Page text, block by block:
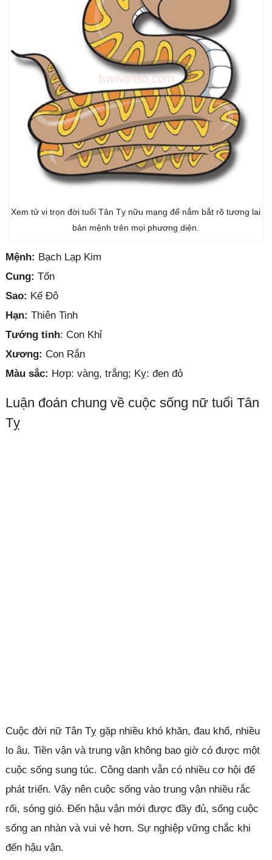
Xem tử vi trọn đời tuổi Tân Tỵ nữu mạng để nắm bắt rõ tương lai
bản mệnh trên mọi phương diện.
Mệnh: Bạch Lạp Kim
Cung: Tốn
Sao: Kế Đô
Hạn: Thiên Tinh
Tướng tinh: Con Khỉ
Xương: Con Rắn
Màu sắc: Hợp: vàng, trắng; Kỵ: đen đỏ
Luận đoán chung về cuộc sống nữ tuổi Tân
Tỵ
Cuộc đời nữ Tân Tỵ gặp nhiều khó khăn, đau khổ, nhiều
lo âu. Tiền vận và trung vận không bao giờ có được một
cuộc sống sung túc. Công danh vẫn có nhiều cơ hội để
phát triển. Vậy nên cuộc sống vào trung vận nhiều rắc
rối, sóng gió. Đến hậu vận mới được đầy đủ, sống cuộc
sống an nhàn và vui vẻ hơn. Sự nghiệp vững chắc khi
đến hậu vận.